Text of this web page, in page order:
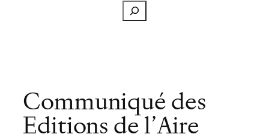
Recherche
Communiqué des
Editions de l’Aire